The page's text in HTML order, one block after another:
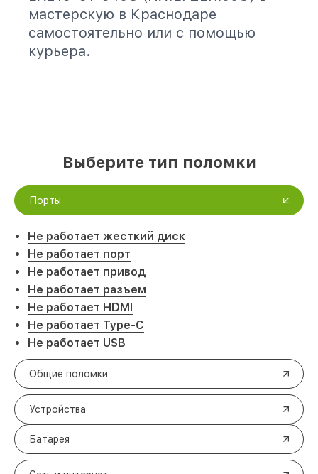
мастерскую в Краснодаре
самостоятельно или с помощью
курьера.
Выберите тип поломки
Порты
Не работает жесткий диск
Не работает порт
Не работает привод
Не работает разъем
Не работает HDMI
Не работает Type-C
Не работает USB
Общие поломки
Устройства
Батарея